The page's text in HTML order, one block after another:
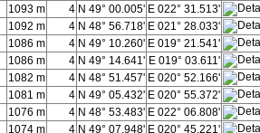
1093 m 4 N 49° 00.005' E 022° 31.513'
1092 m 4 N 48° 56.718' E 021° 28.033'
1086 m 4 N 49° 10.260' E 019° 21.541'
1086 m 4 N 49° 14.641' E 019° 03.611'
1082 m 4 N 48° 51.457' E 020° 52.166'
1081 m 4 N 49° 05.432' E 020° 55.372'
1076 m 4 N 48° 53.483' E 022° 06.808'
1074 m 4 N 49° 07.948' E 020° 45.221'